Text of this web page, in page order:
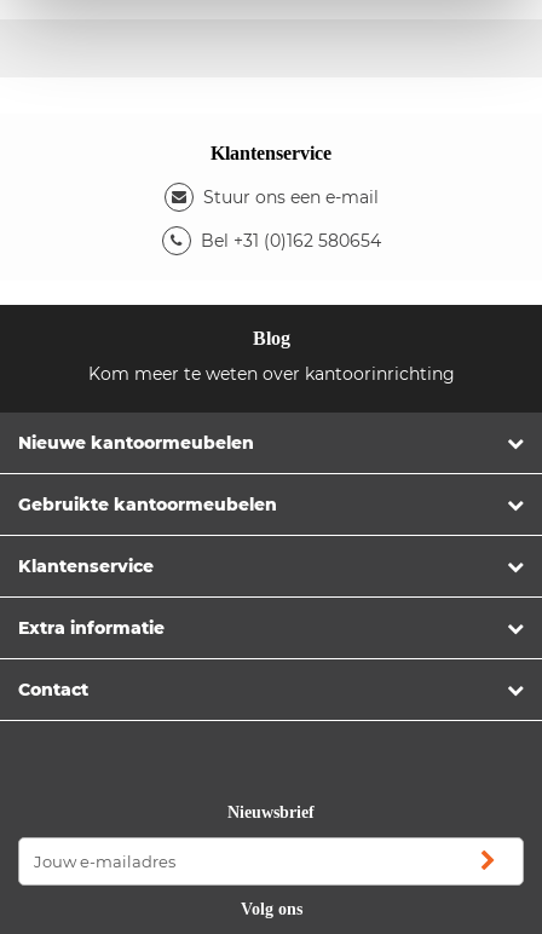
Klantenservice
Stuur ons een e-mail
Bel +31 (0)162 580654
Blog
Kom meer te weten over kantoorinrichting
Nieuwe kantoormeubelen
Gebruikte kantoormeubelen
Klantenservice
Extra informatie
Contact
Nieuwsbrief
Volg ons